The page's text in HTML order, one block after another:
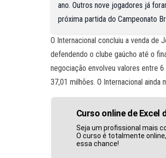
ano. Outros nove jogadores já
próxima partida do Campeonato
O Internacional concluiu a venda de
defendendo o clube gaúcho até o
negociação envolveu valores entre
37,01 milhões. O Internacional
Curso online de Excel
Seja um profissional mais
O curso é totalmente
essa chance!